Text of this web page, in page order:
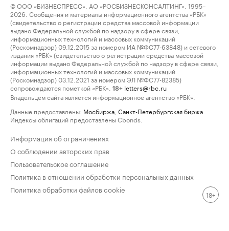
© ООО «БИЗНЕСПРЕСС», АО «РОСБИЗНЕСКОНСАЛТИНГ», 1995–
2026. Сообщения и материалы информационного агентства «РБК»
(свидетельство о регистрации средства массовой информации
выдано Федеральной службой по надзору в сфере связи,
информационных технологий и массовых коммуникаций
(Роскомнадзор) 09.12.2015 за номером ИА №ФС77-63848) и сетевого
издания «РБК» (свидетельство о регистрации средства массовой
информации выдано Федеральной службой по надзору в сфере связи,
информационных технологий и массовых коммуникаций
(Роскомнадзор) 03.12.2021 за номером ЭЛ №ФС77-82385)
сопровождаются пометкой «РБК».
18+ letters@rbc.ru
Владельцем сайта является информационное агентство «РБК».
Данные предоставлены: Мосбиржа Санкт-Петербургская биржа
Индексы облигаций предоставлены Cbonds.
Информация об ограничениях
О соблюдении авторских прав
Пользовательское соглашение
Политика в отношении обработки персональных данных
Политика обработки файлов cookie
18+